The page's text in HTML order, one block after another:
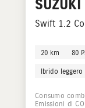
SUZUKI
Swift 1.2
20 km 80
Ibrido
Consumo
Emissioni di